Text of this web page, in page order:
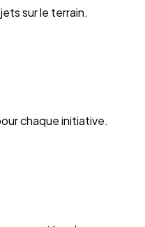
des vies